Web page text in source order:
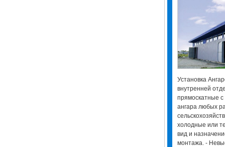
Установка
внутренней
прямоскатные с
ангара любых
холодные или
вид и
монтажа. -